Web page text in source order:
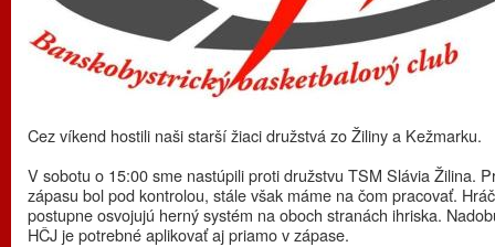
Cez víkend hostili naši starší žiaci družstvá zo Žiliny a Kežmarku.
V sobotu o 15:00 sme nastúpili proti družstvu TSM Slávia Žilina.
zápasu bol pod kontrolou, stále však máme na čom pracovať.
postupne osvojujú herný systém na oboch stranách ihriska.
HČJ je potrebné aplikovať aj priamo v zápase.